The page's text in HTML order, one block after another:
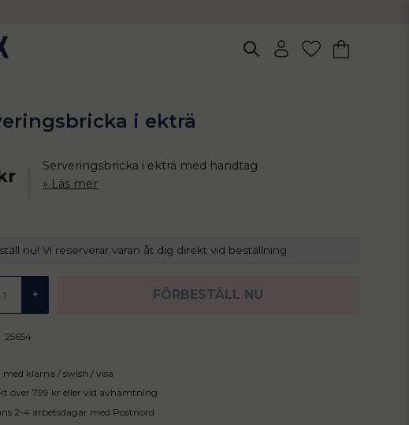
i ekträ
Serveringsbricka i ekträ med handtag
Läs mer
nu! Vi reserverar varan åt dig direkt vid beställning
+ FÖRBESTÄLL NU
25654
med klarna / swish / visa
över 799 kr eller vid avhämtning
2-4 arbetsdagar med Postnord